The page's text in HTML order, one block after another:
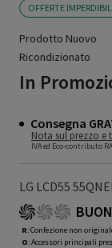
OFFERTE
Prodotto Nuovo
Ricondizionato
In
Consegna
Nota sul prezzo e
IVA ed Eco-contributo
LG LCD55
R: Confezione non
O: Accessori principali